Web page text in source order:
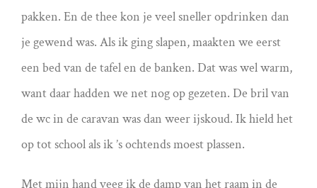
pakken. En de thee kon je veel sneller opdrinken dan
je gewend was. Als ik ging slapen, maakten we eerst
een bed van de tafel en de banken. Dat was wel warm,
want daar hadden we net nog op gezeten. De bril van
de wc in de caravan was dan weer ijskoud. Ik hield het
op tot school als ik ’s ochtends moest plassen.
Met mijn hand veeg ik de damp van het raam in de